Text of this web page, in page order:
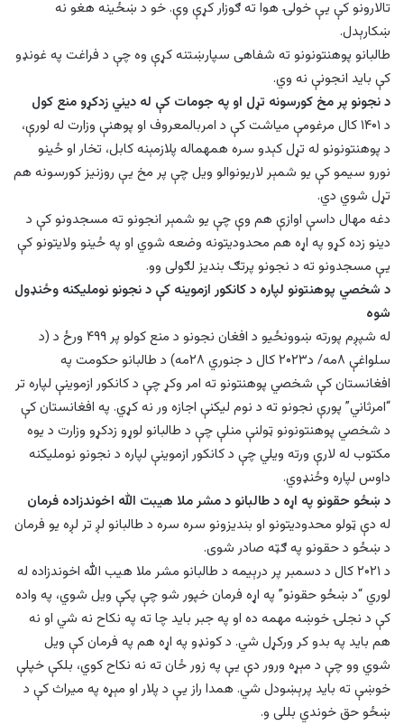
تالارونو کې یې خولۍ هوا ته ګوزار کړې وې. خو د ښځينه هغو نه
ښکارېدل.
طالبانو پوهنتونونو ته شفاهی سپارښتنه کړې وه چې د فراغت په غونډو
کې باید انجونې نه وي.
د نجونو پر مخ کورسونه تړل او په جومات کې له دیني زدکړو منع کول
د ۱۴۰۱ کال مرغومې میاشت کې د امربالمعروف او پوهنې وزارت له لورې،
د پوهنتونونو له تړل کېدو سره همهماله پلازمېنه کابل،‌ تخار او ځينو
نورو سیمو کې یو شمېر لاریونوالو ویل چې پر مخ یې روزنیز کورسونه هم
تړل شوي دي.
دغه مهال داسې اوازې هم وې چې یو شمېر انجونو ته مسجدونو کې د
دینو زده کړو په اړه هم محدودیتونه وضعه شوي او په ځینو ولایتونو کې
یې مسجدونو ته د نجونو پرتګ بندیز لګولی وو.
د شخصي پوهنتونو لپاره د کانکور ازموینه کې د نجونو نوملیکنه وځنډول
شوه
له شپږم پورته ښوونځيو د افغان نجونو د منع کولو پر ۴۹۹ ورځ د (د
سلواغې ۸مه/ د۲۰۲۳ کال د جنوري ۲۸مه) د طالبانو حکومت په
افغانستان کې شخصي پوهنتونو ته امر وکړ چې د کانکور ازموینې لپاره تر
“امرثاني” پورې نجونو ته د نوم لیکنې اجازه ور نه کړي. په افغانستان کې
د شخصي پوهنتونونو ټولنې منلې چې د طالبانو لوړو زدکړو وزارت د یوه
مکتوب له لارې ورته ویلي چې د کانکور ازموینې لپاره د نجونو نوملیکنه
داوس لپاره وځنډوي.
د ښځو حقونو په اړه د طالبانو د مشر ملا هیبت الله اخوندزاده فرمان
له دې ټولو محدودیتونو او بندیزونو سره سره د طالبانو لږ تر لږه یو فرمان
د ښځو د حقونو په ګټه صادر شوی.
د ۲۰۲۱ کال د دسمبر پر درېیمه د طالبانو مشر ملا هیب الله اخوندزاده له
لوري “د ښځو حقونو” په اړه فرمان خپور شو چې پکې ویل شوي، په واده
کې د نجلۍ خوښه مهمه ده او په جبر باید چا ته په نکاح نه شي او نه
هم باید په بدو کر ورکړل شي. د کونډو په اړه هم په فرمان کې ویل
شوي وو چې د مېړه ورور دې یې په زور ځان ته نه نکاح کوي، بلکې خپلې
خوښې ته باید پرېښودل شي. همدا راز یې د پلار او مېړه په میراث کې د
ښځو حق خوندي بللی و.